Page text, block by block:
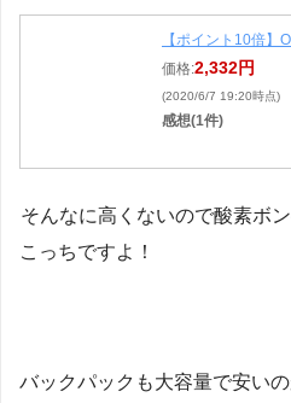
【ポイント10倍】
価格:2,332円
(2020/6/7 19:20時点)
感想(1件)
そんなに高くないので酸素ボ
こっちですよ！
バックパックも大容量で安い